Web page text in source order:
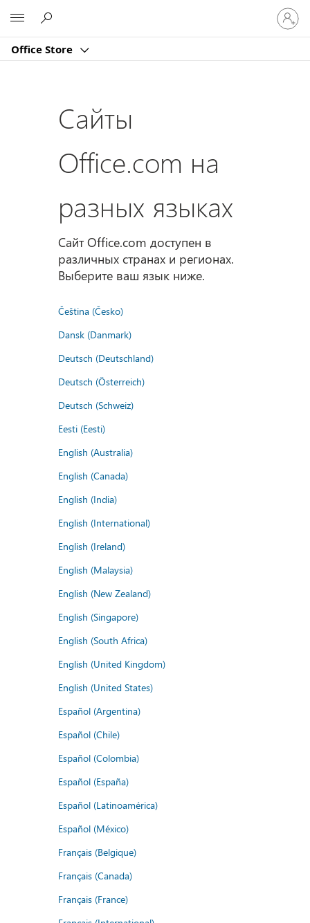
Office Store
в
Сайты
Office.com на
разных языках
Сайт Office.com доступен в
различных странах и регионах.
Выберите ваш язык ниже.
Čeština (Česko)
Dansk (Danmark)
Deutsch (Deutschland)
Deutsch (Österreich)
Deutsch (Schweiz)
Eesti (Eesti)
English (Australia)
English (Canada)
English (India)
English (International)
English (Ireland)
English (Malaysia)
English (New Zealand)
English (Singapore)
English (South Africa)
English (United Kingdom)
English (United States)
Español (Argentina)
Español (Chile)
Español (Colombia)
Español (España)
Español (Latinoamérica)
Español (México)
Français (Belgique)
Français (Canada)
Français (France)